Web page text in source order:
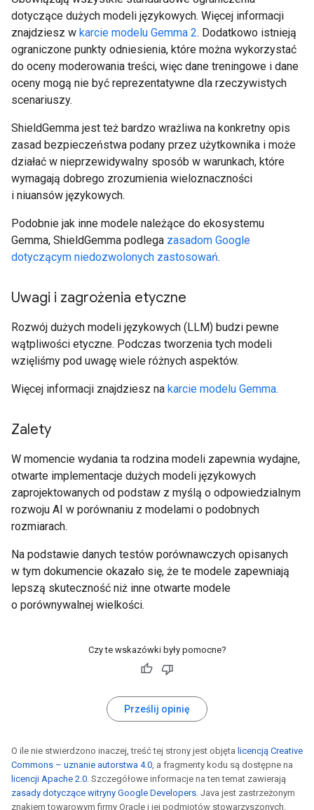
dotyczące dużych modeli językowych. Więcej informacji
znajdziesz w karcie modelu Gemma 2. Dodatkowo istnieją
ograniczone punkty odniesienia, które można wykorzystać
do oceny moderowania treści, więc dane treningowe i dane
oceny mogą nie być reprezentatywne dla rzeczywistych
scenariuszy.
ShieldGemma jest też bardzo wrażliwa na konkretny opis
zasad bezpieczeństwa podany przez użytkownika i może
działać w nieprzewidywalny sposób w warunkach, które
wymagają dobrego zrozumienia wieloznaczności
i niuansów językowych.
Podobnie jak inne modele należące do ekosystemu
Gemma, ShieldGemma podlega zasadom Google
dotyczącym niedozwolonych zastosowań.
Uwagi i zagrożenia etyczne
Rozwój dużych modeli językowych (LLM) budzi pewne
wątpliwości etyczne. Podczas tworzenia tych modeli
wzięliśmy pod uwagę wiele różnych aspektów.
Więcej informacji znajdziesz na karcie modelu Gemma.
Zalety
W momencie wydania ta rodzina modeli zapewnia wydajne,
otwarte implementacje dużych modeli językowych
zaprojektowanych od podstaw z myślą o odpowiedzialnym
rozwoju AI w porównaniu z modelami o podobnych
rozmiarach.
Na podstawie danych testów porównawczych opisanych
w tym dokumencie okazało się, że te modele zapewniają
lepszą skuteczność niż inne otwarte modele
o porównywalnej wielkości.
Czy te wskazówki były pomocne?
Prześlij opinię
O ile nie stwierdzono inaczej, treść tej strony jest objęta licencją Creative
Commons – uznanie autorstwa 4.0, a fragmenty kodu są dostępne na
licencji Apache 2.0. Szczegółowe informacje na ten temat zawierają
zasady dotyczące witryny Google Developers. Java jest zastrzeżonym
znakiem towarowym firmy Oracle i jej podmiotów stowarzyszonych.